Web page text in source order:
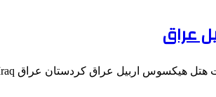
عراق